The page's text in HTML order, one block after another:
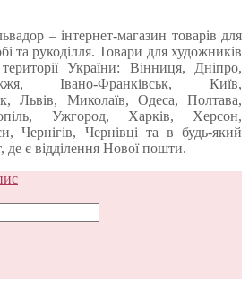
– інтернет-магазин товарів для
та рукоділля. Товари для художників
України: Вінниця, Дніпро,
Івано-Франківськ, Київ,
Львів, Миколаїв, Одеса, Полтава,
Ужгород, Харків, Херсон,
Чернігів, Чернівці та в будь-який
є відділення Нової пошти.